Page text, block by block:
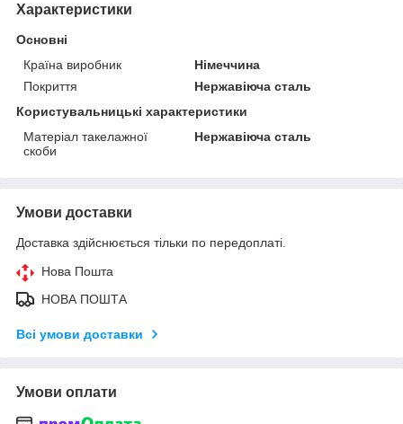
Характеристики
Основні
Країна виробник
Німеччина
Покриття
Нержавіюча сталь
Користувальницькі характеристики
Матеріал такелажної
скоби
Нержавіюча сталь
Умови доставки
Доставка здійснюється тільки по передоплаті.
Нова Пошта
НОВА ПОШТА
Всі умови доставки
Умови оплати